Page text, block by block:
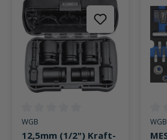
Durchschnittliche Bewertung von 0
WGB
12,5mm (1/2") Kraft-
WGB